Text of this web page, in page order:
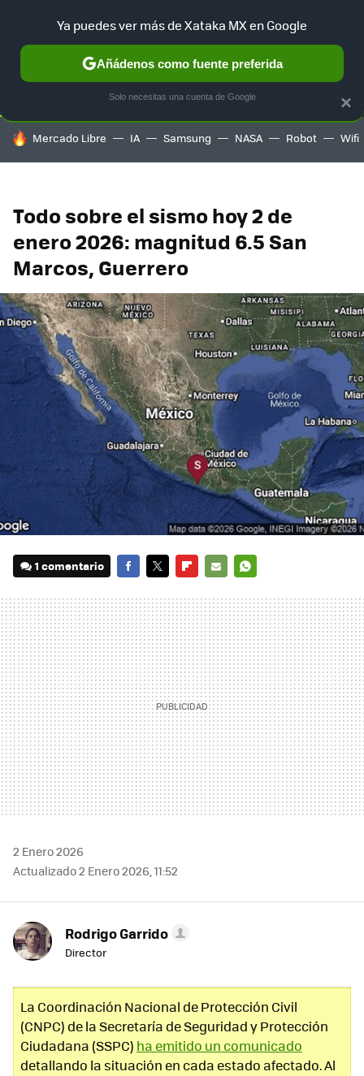
SELECCIÓN GAMING HOME AUTO TERRITORIO
HOY SE HABLA DE
Mercado Libre IA Samsung NASA Robot Wifi
Todo sobre el sismo hoy 2 de
enero 2026: magnitud 6.5 San
Marcos, Guerrero
1 comentario
MAIL
2 Enero 2026
Actualizado 2 Enero 2026, 11:52
Rodrigo Garrido
Director
La Coordinación Nacional de Protección Civil
(CNPC) de la Secretaría de Seguridad y Protección
Ciudadana (SSPC) ha emitido un comunicado
detallando la situación en cada estado afectado. Al
×
Ya puedes ver más de Xataka MX en Google
Añádenos como fuente preferida
Solo necesitas una cuenta de Google